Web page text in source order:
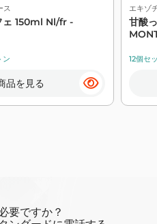
ス
ェ 150ml Nl/fr -
ン
品を見る
エキゾ
甘酸
12個セ
要ですか？